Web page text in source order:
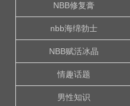
NBB修复膏
nbb海绵勃士
NBB赋活冰晶
情趣话题
男性知识